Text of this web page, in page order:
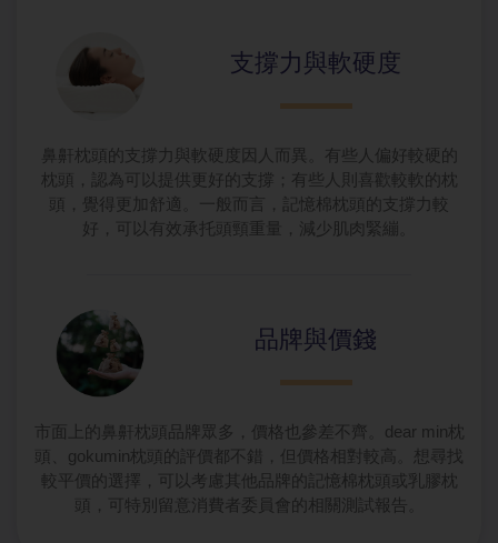
支撐力與軟硬度
鼻鼾枕頭的支撐力與軟硬度因人而異。有些人偏好較硬的
枕頭，認為可以提供更好的支撐；有些人則喜歡較軟的枕
頭，覺得更加舒適。一般而言，記憶棉枕頭的支撐力較
好，可以有效承托頭頸重量，減少肌肉緊繃。
品牌與價錢
市面上的鼻鼾枕頭品牌眾多，價格也參差不齊。dear min枕
頭、gokumin枕頭的評價都不錯，但價格相對較高。想尋找
較平價的選擇，可以考慮其他品牌的記憶棉枕頭或乳膠枕
頭，可特別留意消費者委員會的相關測試報告。